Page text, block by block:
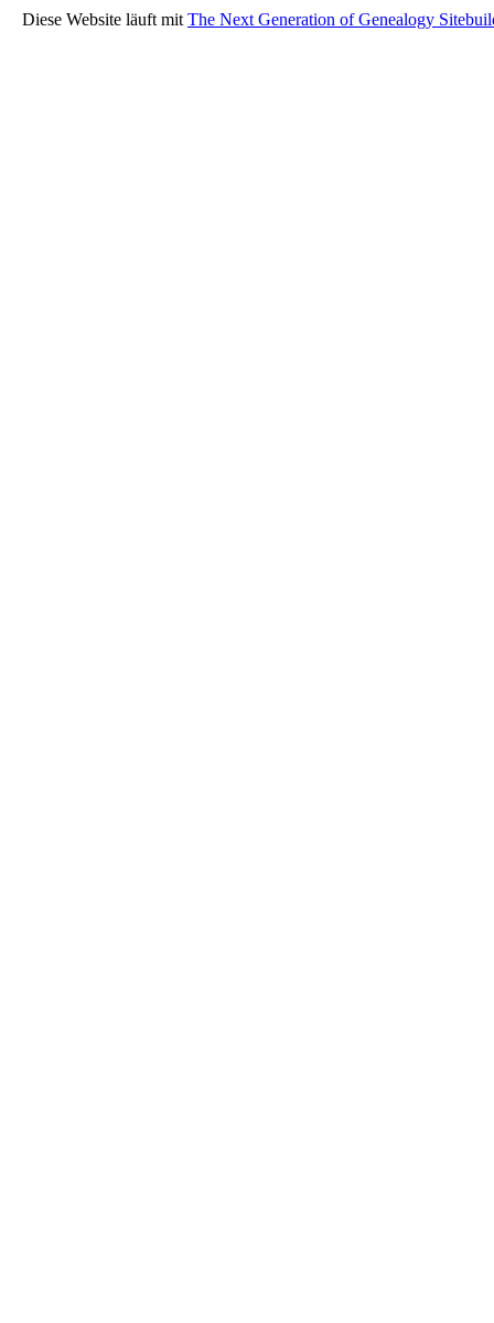
Diese Website läuft mit The Next Generation of Genealogy